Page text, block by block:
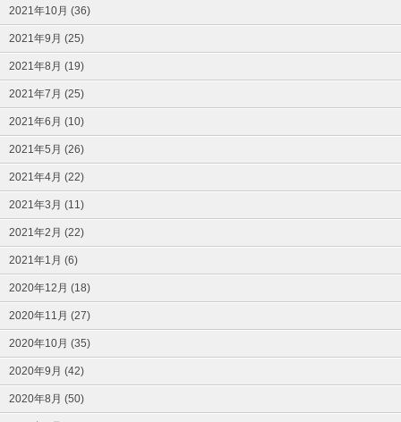
2021年10月 (36)
2021年9月 (25)
2021年8月 (19)
2021年7月 (25)
2021年6月 (10)
2021年5月 (26)
2021年4月 (22)
2021年3月 (11)
2021年2月 (22)
2021年1月 (6)
2020年12月 (18)
2020年11月 (27)
2020年10月 (35)
2020年9月 (42)
2020年8月 (50)